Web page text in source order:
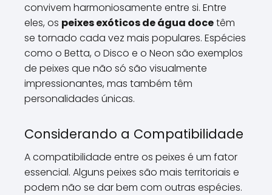
convivem harmoniosamente entre si. Entre
eles, os peixes exóticos de água docetêm
se tornado cada vez mais populares. Espécies
como o Betta, o Disco e o Neon são exemplos
de peixes que não só são visualmente
impressionantes, mas também têm
personalidades únicas.
Considerando a Compatibilidade
A compatibilidade entre os peixes é um fator
essencial. Alguns peixes são mais territoriais e
podem não se dar bem com outras espécies.